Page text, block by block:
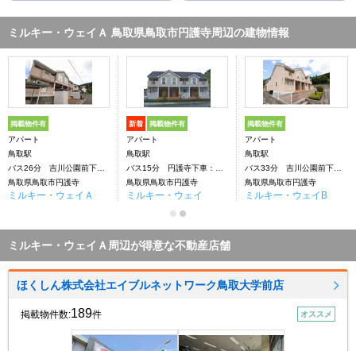
ミルキー・ウェイＡ 鳥取県鳥取市円護寺周辺の建物情報
掲載物件有
アパート
鳥取駅
バス26分 吉川公園前下車：停歩2分
鳥取県鳥取市円護寺
ミルキー・ウェイＡ
新着 掲載物件有
アパート
鳥取駅
バス15分 円護寺下車：停歩3分
鳥取県鳥取市円護寺
ミルキー・ウェイ
掲載物件有
アパート
鳥取駅
バス33分 吉川公園前下車：停歩2分
鳥取県鳥取市円護寺
ミルキー・ウェイB
ミルキー・ウェイＡ周辺が得意な不動産店舗
ほくしん株式会社エイブルネットワーク鳥取大学前店
掲載物件数:189件 オススメ